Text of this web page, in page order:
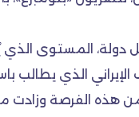
المستوى الذي
الذي يطالب
من هذه الفرصة